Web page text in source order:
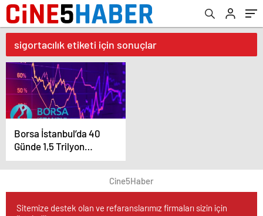
sigortacılık etiketi için sonuçlar
Borsa İstanbul’da 40
Günde 1,5 Trilyon
Liralık Kayıp
Cine5Haber
Sitemize destek olan ve refaranslarımız firmaları sizin için